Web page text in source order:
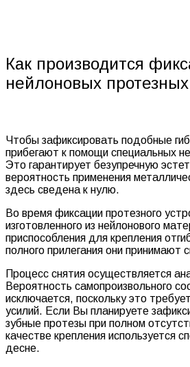
Как производится
нейлоновых
Чтобы зафиксировать подобные
прибегают к помощи специальных
Это гарантирует безупречную
вероятность применения
здесь сведена к нулю.
Во время фиксации протезного
изготовленного из нейлонового
приспособления для крепления
полного прилегания они
Процесс снятия осуществляется
Вероятность самопроизвольного
исключается, поскольку это
усилий. Если Вы планируете
зубные протезы при полном
качестве крепления используется
десне.